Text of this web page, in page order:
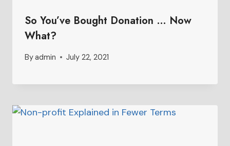
So You’ve Bought Donation … Now
What?
Byadmin July 22, 2021